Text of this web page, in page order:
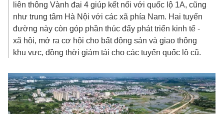
liên thông Vành đai 4 giúp kết nối với quốc lộ 1A, cũng
như trung tâm Hà Nội với các xã phía Nam. Hai tuyến
đường này còn góp phần thúc đẩy phát triển kinh tế -
xã hội, mở ra cơ hội cho bất động sản và giao thông
khu vực, đồng thời giảm tải cho các tuyến quốc lộ cũ.